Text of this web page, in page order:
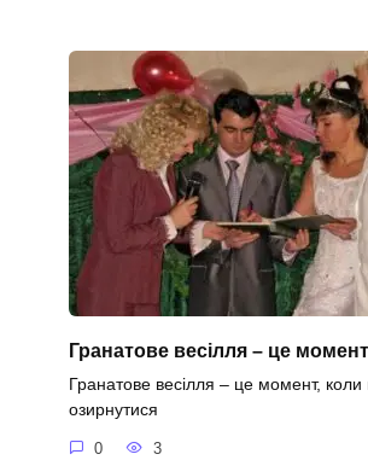
Гранатове весілля – це момент
Гранатове весілля – це момент,
озирнутися
0 3